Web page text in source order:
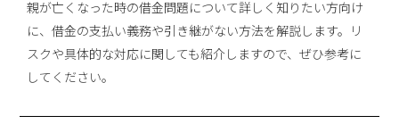
親が亡くなった時の借金問題について詳しく知りたい方向け
に、借金の支払い義務や引き継がない方法を解説します。リ
スクや具体的な対応に関しても紹介しますので、ぜひ参考に
してください。